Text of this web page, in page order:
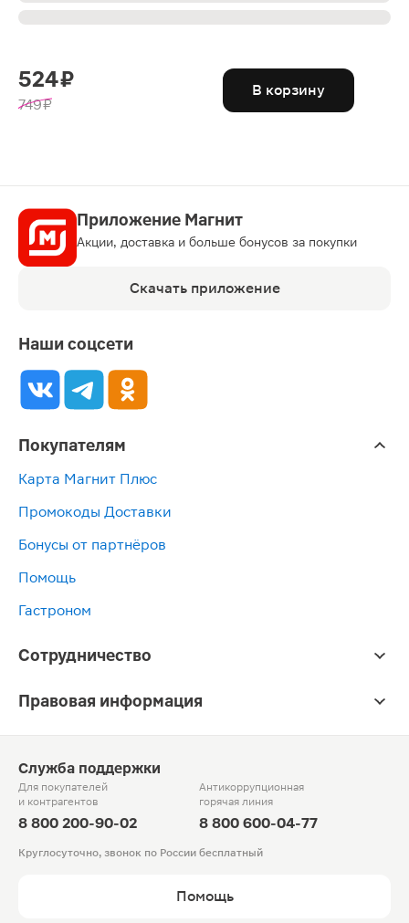
524 ₽
749 ₽
В корзину
Приложение Магнит
Акции, доставка и больше бонусов за покупки
Скачать приложение
Наши соцсети
Покупателям
Карта Магнит Плюс
Промокоды Доставки
Бонусы от партнёров
Помощь
Гастроном
Сотрудничество
Правовая информация
Служба поддержки
Для покупателей
и контрагентов
8 800 200-90-02
Антикоррупционная
горячая линия
8 800 600-04-77
Круглосуточно, звонок по России бесплатный
Помощь